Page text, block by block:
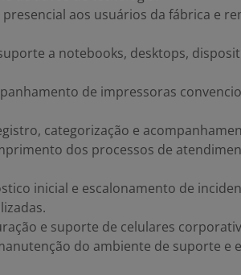
aos usuários da fábrica e
a notebooks, desktops,
de impressoras
categorização e
dos processos de
inicial e escalonamento de
e suporte de celulares
do ambiente de suporte e